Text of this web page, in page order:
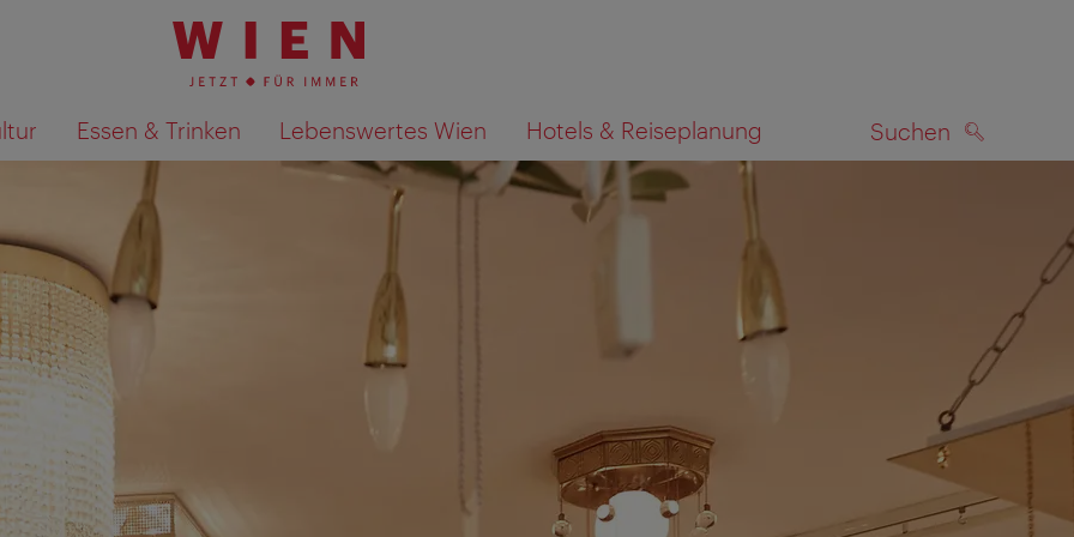
Essen & Trinken Lebenswertes Wien Hotels & Reiseplanung Suchen
Suchergebnisse auf Karte anzeigen SUCHEN